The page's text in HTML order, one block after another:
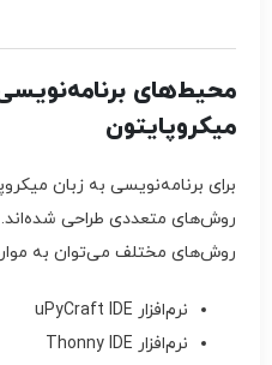
محیط‌های
میکروپایتون
برای برنامه‌نویسی به زبان
روش‌های متعددی طراحی شده‌اند.
روش‌های مختلف می‌توان به موارد
نرم‌افزار uPyCraft IDE
نرم‌افزار Thonny IDE